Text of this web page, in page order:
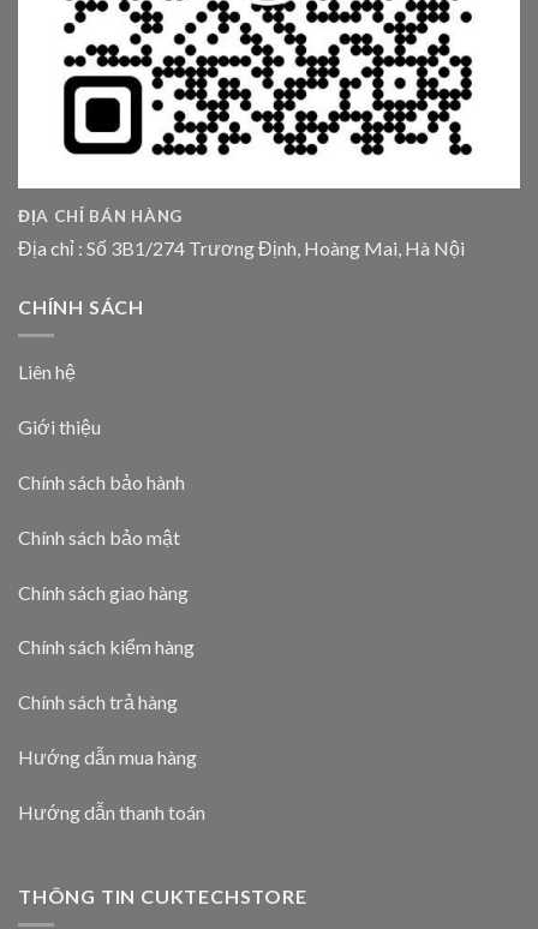
ĐỊA CHỈ BÁN HÀNG
Địa chỉ : Số 3B1/274 Trương Định, Hoàng Mai, Hà Nội
CHÍNH SÁCH
Liên hệ
Giới thiệu
Chính sách bảo hành
Chính sách bảo mật
Chính sách giao hàng
Chính sách kiểm hàng
Chính sách trả hàng
Hướng dẫn mua hàng
Hướng dẫn thanh toán
THÔNG TIN CUKTECHSTORE